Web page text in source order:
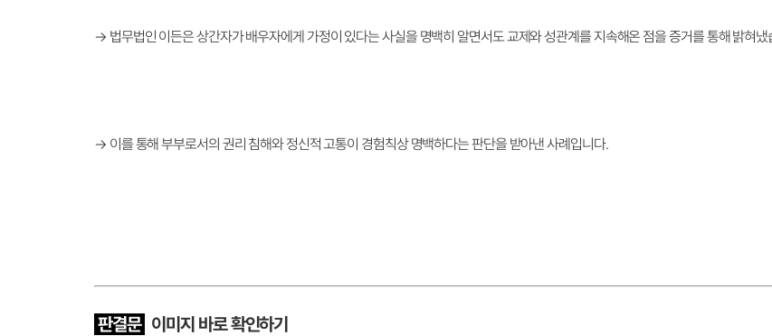
→ 법무법인 이든은 상간자가 배우자에게 가정이 있다는 사실을 명백히 알면서도 교제와 성관계를 지속해온 점을 증거를 통해 밝혀냈
→ 이를 통해 부부로서의 권리 침해와 정신적 고통이 경험칙상 명백하다는 판단을 받아낸 사례입니다.
판결문 이 미지 바로 확인하기